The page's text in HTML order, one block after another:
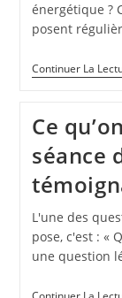
énergétique ?
posent
Continuer La
Ce
séance
L'une des
pose, c'est : «
une question